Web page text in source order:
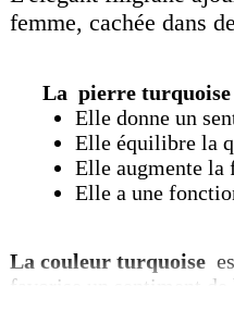
femme, cachée dans
La pierre turquoise
Elle donne un
Elle équilibre la
Elle augmente la
Elle a une
La couleur turquoise
favorise un sentiment de